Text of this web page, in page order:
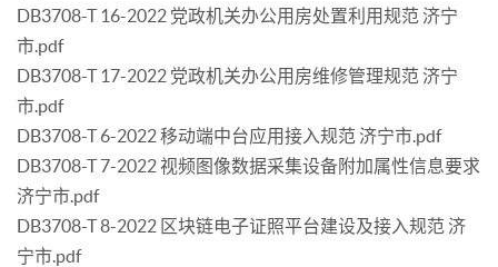
DB3708-T 16-2022 党政机关办公用房处置利用规范 济宁
市.pdf
DB3708-T 17-2022 党政机关办公用房维修管理规范 济宁
市.pdf
DB3708-T 6-2022 移动端中台应用接入规范 济宁市.pdf
DB3708-T 7-2022 视频图像数据采集设备附加属性信息要求
济宁市.pdf
DB3708-T 8-2022 区块链电子证照平台建设及接入规范 济
宁市.pdf